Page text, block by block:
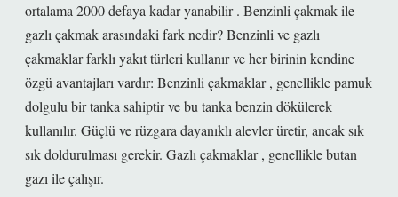
ortalama 2000 defaya kadar yanabilir . Benzinli çakmak ile
gazlı çakmak arasındaki fark nedir? Benzinli ve gazlı
çakmaklar farklı yakıt türleri kullanır ve her birinin kendine
özgü avantajları vardır: Benzinli çakmaklar , genellikle pamuk
dolgulu bir tanka sahiptir ve bu tanka benzin dökülerek
kullanılır. Güçlü ve rüzgara dayanıklı alevler üretir, ancak sık
sık doldurulması gerekir. Gazlı çakmaklar , genellikle butan
gazı ile çalışır.